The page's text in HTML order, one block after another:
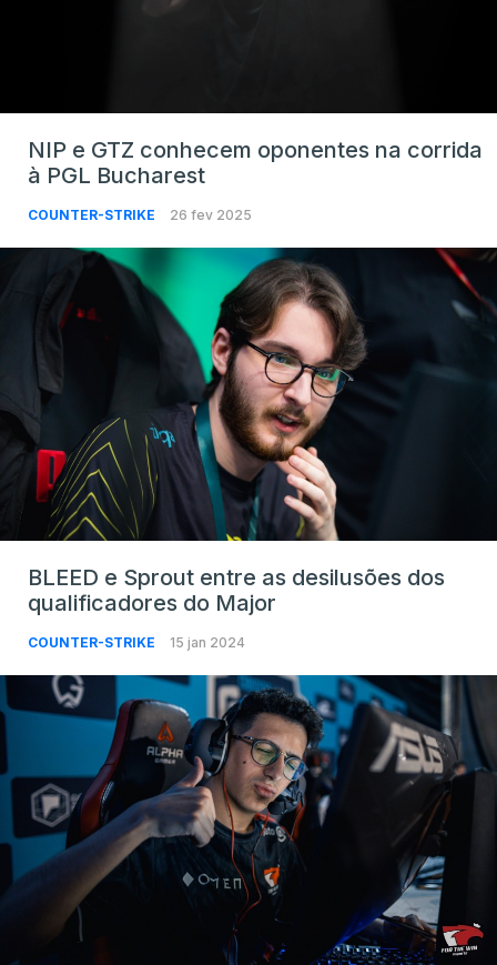
NIP e GTZ conhecem oponentes na corrida
à PGL Bucharest
COUNTER-STRIKE 26 fev 2025
BLEED e Sprout entre as desilusões dos
qualificadores do Major
COUNTER-STRIKE 15 jan 2024